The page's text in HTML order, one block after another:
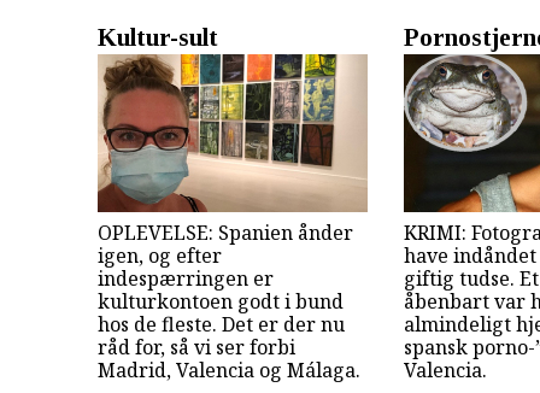
Kultur-sult
OPLEVELSE: Spanien ånder
igen, og efter
indespærringen er
kulturkontoen godt i bund
hos de fleste. Det er der nu
råd for, så vi ser forbi
Madrid, Valencia og Málaga.
KRIMI:
have
giftig tudse.
åbenbart var
almindeligt
spansk porno-
Valencia.